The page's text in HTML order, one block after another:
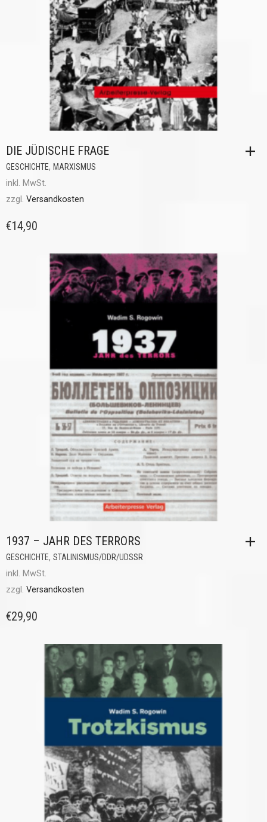
DIE JÜDISCHE FRAGE
GESCHICHTE, MARXISMUS
inkl. MwSt.
zzgl. Versandkosten
€14,90
1937 – JAHR DES TERRORS
GESCHICHTE, STALINISMUS/DDR/UDSSR
inkl. MwSt.
zzgl. Versandkosten
€29,90